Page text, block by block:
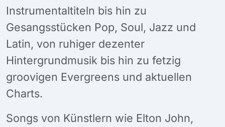
Instrumentaltiteln bis hin zu
Gesangsstücken Pop, Soul, Jazz und
Latin, von ruhiger dezenter
Hintergrundmusik bis hin zu fetzig
groovigen Evergreens und aktuellen
Charts.
Songs von Künstlern wie Elton John,